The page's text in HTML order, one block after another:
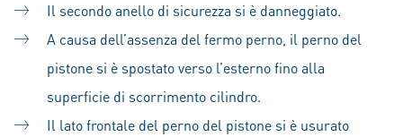
Il secondo anello di sicurezza si è danneggiato.
A causa dell’assenza del fermo perno, il perno del
pistone si è spostato verso l’esterno fino alla
superficie di scorrimento cilindro.
Il lato frontale del perno del pistone si è usurato